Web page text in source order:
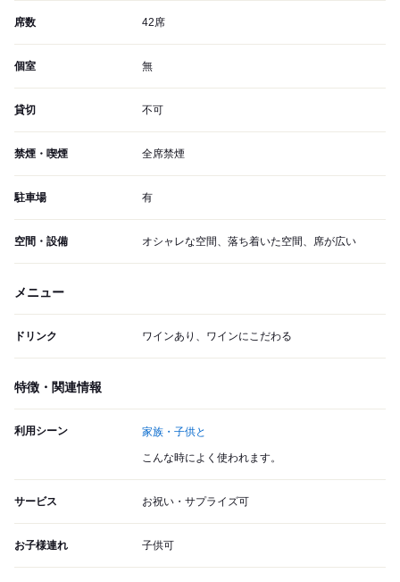
席数 42席
個室 無
貸切 不可
禁煙・喫煙 全席禁煙
駐車場 有
空間・設備 オシャレな空間、落ち着いた空間、席が広い
メニュー
ドリンク ワインあり、ワインにこだわる
特徴・関連情報
利用シーン 家族・子供と
こんな時によく使われます。
サービス お祝い・サプライズ可
お子様連れ 子供可